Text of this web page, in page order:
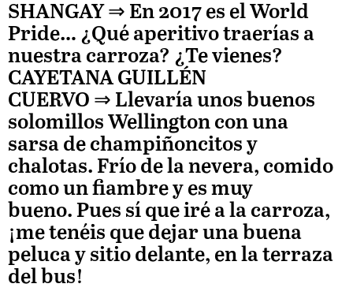
SHANGAY ⇒ En 2017 es el World
Pride… ¿Qué aperitivo traerías a
nuestra carroza? ¿Te vienes?
CAYETANA GUILLÉN
CUERVO ⇒ Llevaría unos buenos
solomillos Wellington con una
sarsa de champiñoncitos y
chalotas. Frío de la nevera, comido
como un fiambre y es muy
bueno. Pues sí que iré a la carroza,
¡me tenéis que dejar una buena
peluca y sitio delante, en la terraza
del bus!